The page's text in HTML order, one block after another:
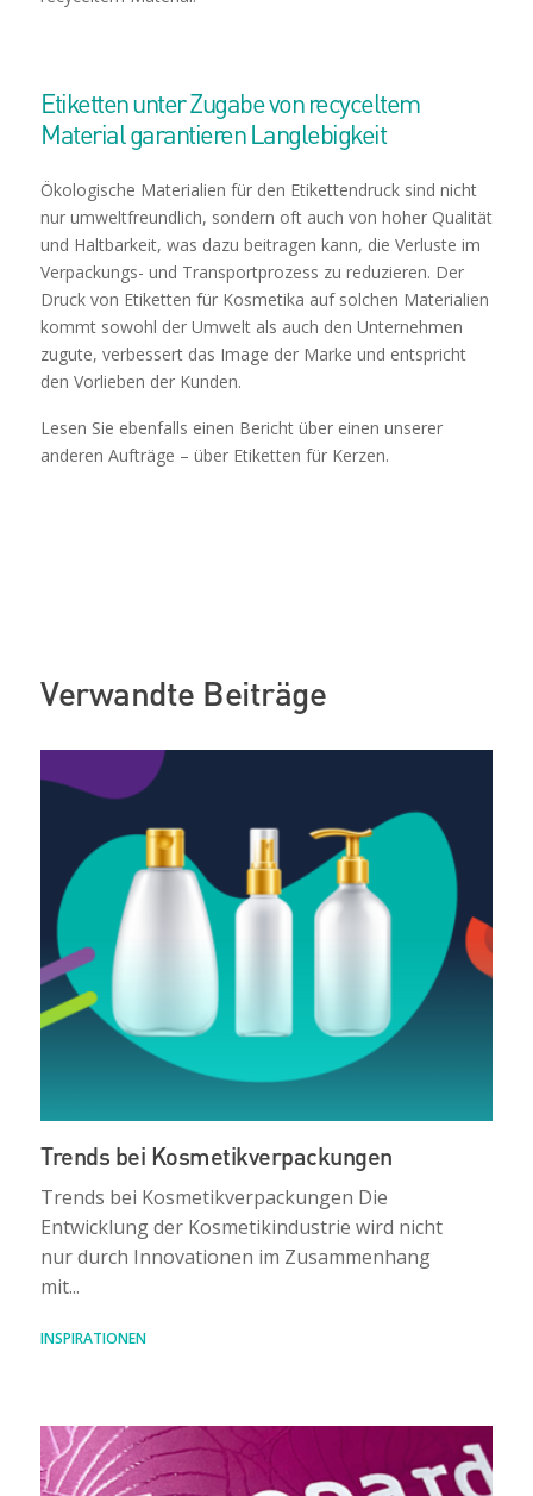
Etiketten unter Zugabe von recyceltem
Material garantieren Langlebigkeit
Ökologische Materialien für den Etikettendruck sind nicht
nur umweltfreundlich, sondern oft auch von hoher Qualität
und Haltbarkeit, was dazu beitragen kann, die Verluste im
Verpackungs- und Transportprozess zu reduzieren. Der
Druck von Etiketten für Kosmetika auf solchen Materialien
kommt sowohl der Umwelt als auch den Unternehmen
zugute, verbessert das Image der Marke und entspricht
den Vorlieben der Kunden.
Lesen Sie ebenfalls einen Bericht über einen unserer
anderen Aufträge – über Etiketten für Kerzen.
Verwandte Beiträge
Trends bei Kosmetikverpackungen
Trends bei Kosmetikverpackungen Die
Entwicklung der Kosmetikindustrie wird nicht
nur durch Innovationen im Zusammenhang
mit...
INSPIRATIONEN